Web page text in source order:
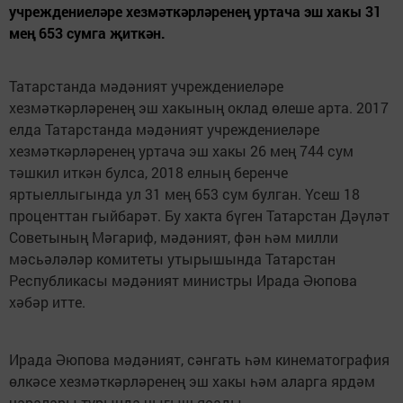
учреждениеләре хезмәткәрләренең уртача эш хакы 31
мең 653 сумга җиткән.
Татарстанда мәдәният учреждениеләре
хезмәткәрләренең эш хакының оклад өлеше арта. 2017
елда Татарстанда мәдәният учреждениеләре
хезмәткәрләренең уртача эш хакы 26 мең 744 сум
тәшкил иткән булса, 2018 елның беренче
яртыеллыгында ул 31 мең 653 сум булган. Үсеш 18
проценттан гыйбарәт. Бу хакта бүген Татарстан Дәүләт
Советының Мәгариф, мәдәният, фән һәм милли
мәсьәләләр комитеты утырышында Татарстан
Республикасы мәдәният министры Ирада Әюпова
хәбәр итте.
өлкәсе хезмәткәрләренең эш хакы һәм аларга ярдәм
чаралары турында чыгыш ясады.